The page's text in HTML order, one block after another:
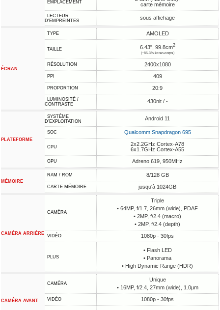
EMPLACEMENT
carte mémoire
LECTEUR
D'EMPREINTES
sous affichage
ÉCRAN
TYPE AMOLED
TAILLE 6.43", 99.8cm2
(~85.3% écran-corps)
RÉSOLUTION 2400x1080
PPI 409
PROPORTION 20:9
LUMINOSITÉ /
CONTRASTE
430nit / -
PLATEFORME
SYSTÈME
D'EXPLOITATION
Android 11
SOC Qualcomm Snapdragon 695
CPU
2x2.2GHz Cortex-A78
6x1.7GHz Cortex-A55
GPU Adreno 619, 950MHz
MÉMOIRE
RAM / ROM 8/128 GB
CARTE MÉMOIRE jusqu'à 1024GB
CAMÉRA ARRIÈRE
CAMÉRA
Triple
• 64MP, f/1.7, 26mm (wide), PDAF
• 2MP, f/2.4 (macro)
• 2MP, f/2.4 (depth)
VIDÉO 1080p - 30fps
PLUS
• Flash LED
• Panorama
• High Dynamic Range (HDR)
CAMÉRA AVANT
CAMÉRA
Unique
• 16MP, f/2.4, 27mm (wide), 1.0µm
VIDÉO 1080p - 30fps